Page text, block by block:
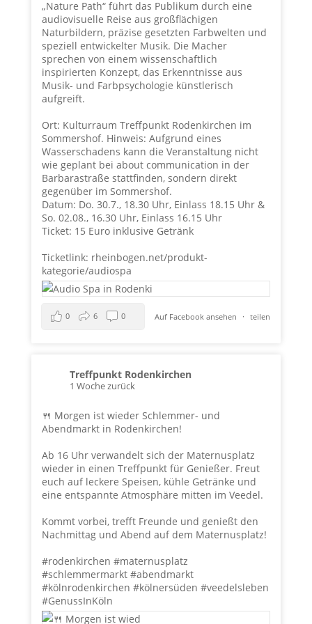
„Nature Path“ führt das Publikum durch eine
audiovisuelle Reise aus großflächigen
Naturbildern, präzise gesetzten Farbwelten und
speziell entwickelter Musik. Die Macher
sprechen von einem wissenschaftlich
inspirierten Konzept, das Erkenntnisse aus
Musik- und Farbpsychologie künstlerisch
aufgreift.
Ort: Kulturraum Treffpunkt Rodenkirchen im
Sommershof. Hinweis: Aufgrund eines
Wasserschadens kann die Veranstaltung nicht
wie geplant bei about communication in der
Barbarastraße stattfinden, sondern direkt
gegenüber im Sommershof.
Datum: Do. 30.7., 18.30 Uhr, Einlass 18.15 Uhr &
So. 02.08., 16.30 Uhr, Einlass 16.15 Uhr
Ticket: 15 Euro inklusive Getränk
Ticketlink: rheinbogen.net/produkt-
kategorie/audiospa
Auf Facebook ansehen · teilen
0 6 0
Treffpunkt Rodenkirchen
1 Woche zurück
🍴 Morgen ist wieder Schlemmer- und
Abendmarkt in Rodenkirchen!
Ab 16 Uhr verwandelt sich der Maternusplatz
wieder in einen Treffpunkt für Genießer. Freut
euch auf leckere Speisen, kühle Getränke und
eine entspannte Atmosphäre mitten im Veedel.
Kommt vorbei, trefft Freunde und genießt den
Nachmittag und Abend auf dem Maternusplatz!
#rodenkirchen #maternusplatz
#schlemmermarkt #abendmarkt
#kölnrodenkirchen #kölnersüden #veedelsleben
#GenussInKöln